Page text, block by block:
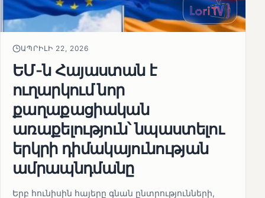
ԱՊՐԻԼԻ 22, 2026
ԵՄ-ն Հայաստան է
ուղարկում նոր
քաղաքացիական
առաքելություն՝ նպաստելու
երկրի դիմակայունության
ամրապնդմանը
Երբ հունիսին հայերը գնան ընտրությունների,